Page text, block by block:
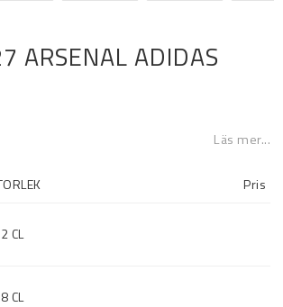
ARSENAL ADIDAS
Läs mer...
Pris
CL
CL